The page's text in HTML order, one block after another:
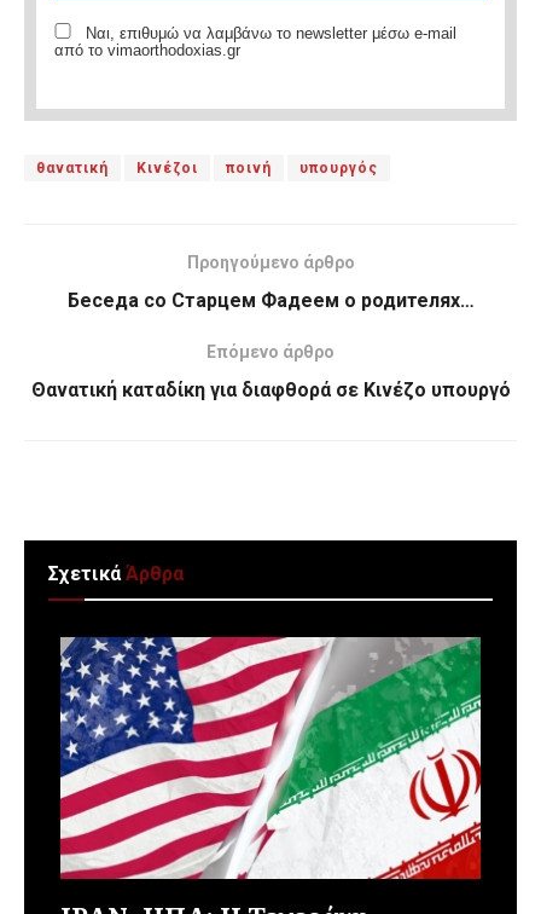
Ναι, επιθυμώ να λαμβάνω το newsletter μέσω e-mail
από το vimaorthodoxias.gr
θανατική Κινέζοι ποινή υπουργός
Προηγούμενο άρθρο
Беседа со Старцем Фадеем о родителях…
Επόμενο άρθρο
Θανατική καταδίκη για διαφθορά σε Κινέζο υπουργό
ΣχετικάΆρθρα